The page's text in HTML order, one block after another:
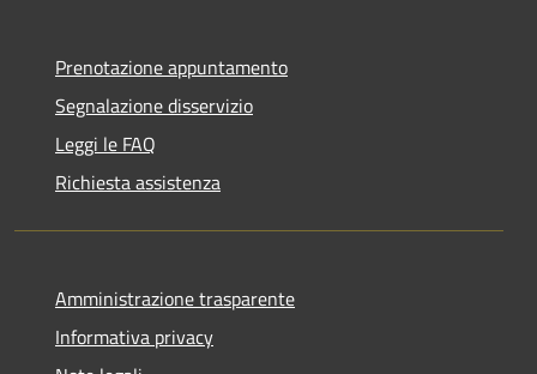
Prenotazione appuntamento
Segnalazione disservizio
Leggi le FAQ
Richiesta assistenza
Amministrazione trasparente
Informativa privacy